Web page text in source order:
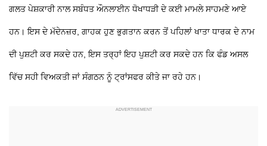
ਗਲਤ ਪੇਸ਼ਕਾਰੀ ਨਾਲ ਸਬੰਧਤ ਔਨਲਾਈਨ ਧੋਖਾਧੜੀ ਦੇ ਕਈ ਮਾਮਲੇ ਸਾਹਮਣੇ ਆਏ
ਹਨ। ਇਸ ਦੇ ਮੱਦੇਨਜ਼ਰ, ਗਾਹਕ ਹੁਣ ਭੁਗਤਾਨ ਕਰਨ ਤੋਂ ਪਹਿਲਾਂ ਖਾਤਾ ਧਾਰਕ ਦੇ ਨਾਮ
ਦੀ ਪੁਸ਼ਟੀ ਕਰ ਸਕਦੇ ਹਨ, ਇਸ ਤਰ੍ਹਾਂ ਇਹ ਪੁਸ਼ਟੀ ਕਰ ਸਕਦੇ ਹਨ ਕਿ ਫੰਡ ਅਸਲ
ਵਿੱਚ ਸਹੀ ਵਿਅਕਤੀ ਜਾਂ ਸੰਗਠਨ ਨੂੰ ਟ੍ਰਾਂਸਫਰ ਕੀਤੇ ਜਾ ਰਹੇ ਹਨ।